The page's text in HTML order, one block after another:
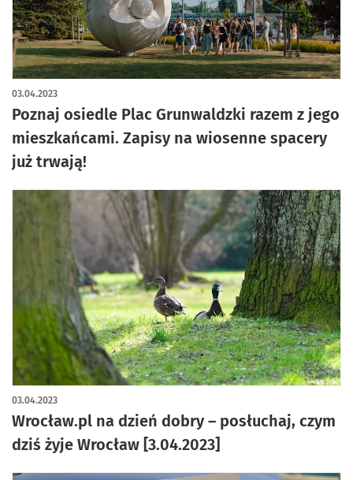
Poznaj osiedle Plac Grunwaldzki razem z jego
mieszkańcami. Zapisy na wiosenne spacery
już trwają!
03.04.2023
Wrocław.pl na dzień dobry – posłuchaj, czym
dziś żyje Wrocław [3.04.2023]
03.04.2023